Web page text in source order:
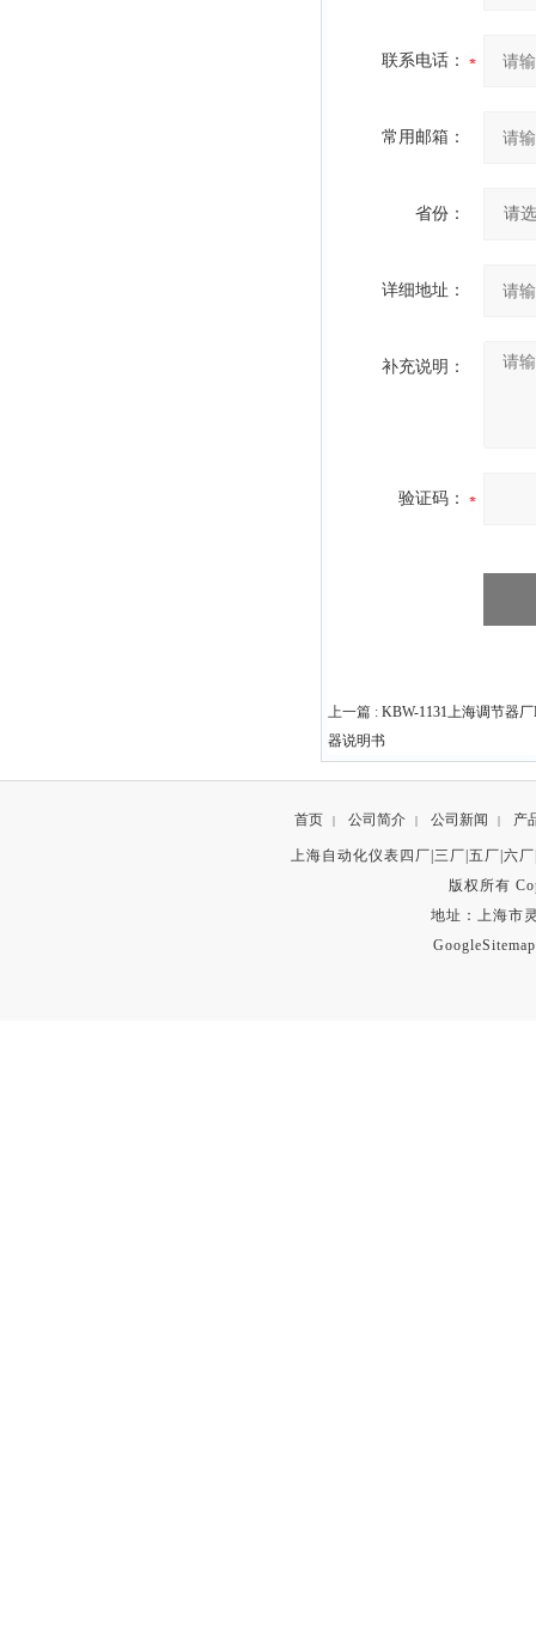
联系电话：
常用邮箱：
省份：
详细地址：
补充说明：
验证码：
上一篇 : KBW-1131上海调节器
器说明书
首页 | 公司简介 | 公司新闻 | 产
上海自动化仪表四厂|三厂|五厂|六
版权所有
地址：上海市
GoogleSitemap